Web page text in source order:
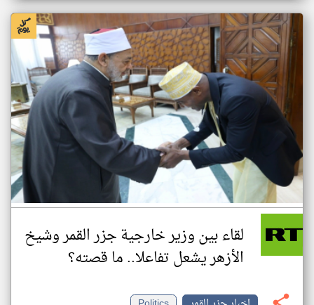
لقاء بين وزير خارجية جزر القمر وشيخ
الأزهر يشعل تفاعلا.. ما قصته؟